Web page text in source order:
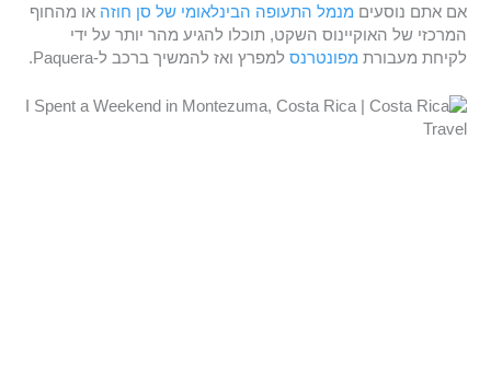
אם אתם נוסעים מנמל התעופה הבינלאומי של סן חוזה או מהחוף
המרכזי של האוקיינוס השקט, תוכלו להגיע מהר יותר על ידי
לקיחת מעבורת מפונטרנס למפרץ ואז להמשיך ברכב ל-Paquera.